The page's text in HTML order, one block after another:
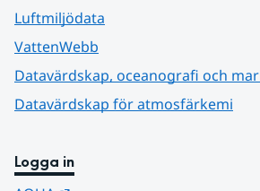
Luftmiljödata
VattenWebb
Datavärdskap, oceanografi och
Datavärdskap för atmosfärkemi
Logga in